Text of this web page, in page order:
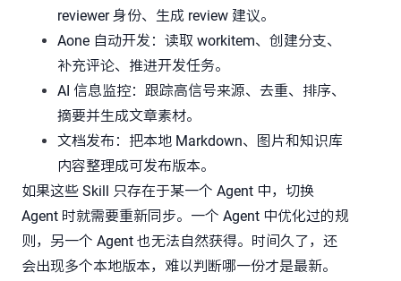
reviewer 身份、生成 review 建议。
Aone 自动开发：读取 workitem、创建分支、
补充评论、推进开发任务。
AI 信息监控：跟踪高信号来源、去重、排序、
摘要并生成文章素材。
文档发布：把本地 Markdown、图片和知识库
内容整理成可发布版本。
如果这些 Skill 只存在于某一个 Agent 中，切换
Agent 时就需要重新同步。一个 Agent 中优化过的规
则，另一个 Agent 也无法自然获得。时间久了，还
会出现多个本地版本，难以判断哪一份才是最新。